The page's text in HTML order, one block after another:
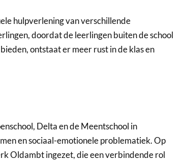
hulpverlening van verschillende
doordat de leerlingen buiten de school
ontstaat er meer rust in de klas en
Delta en de Meentschool in
en sociaal-emotionele problematiek. Op
Oldambt ingezet, die een verbindende rol